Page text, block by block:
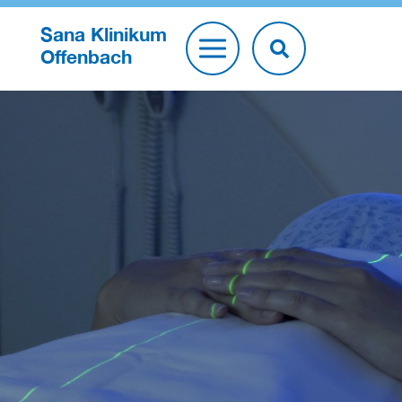
Sana Klinikum
Offenbach